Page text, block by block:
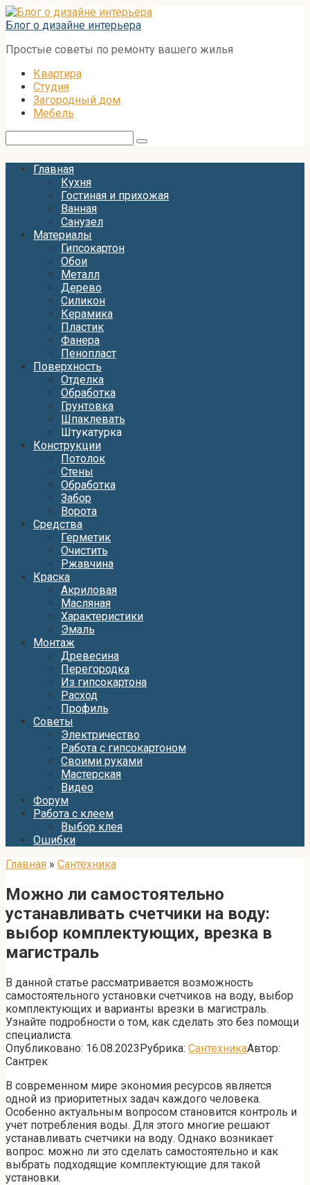
Перейти
к
Блог о дизайне интерьера
Простые советы по ремонту вашего жилья
Квартира
Студия
Загородный дом
Мебель
Главная
Кухня
Гостиная и прихожая
Ванная
Санузел
Материалы
Гипсокартон
Обои
Металл
Дерево
Силикон
Керамика
Пластик
Фанера
Пенопласт
Поверхность
Отделка
Обработка
Грунтовка
Шпаклевать
Штукатурка
Конструкции
Потолок
Стены
Обработка
Забор
Ворота
Средства
Герметик
Очистить
Ржавчина
Краска
Акриловая
Масляная
Характеристики
Эмаль
Монтаж
Древесина
Перегородка
Из гипсокартона
Расход
Профиль
Советы
Электричество
Работа с гипсокартоном
Своими руками
Мастерская
Видео
Форум
Работа с клеем
Выбор клея
Ошибки
Главная » Сантехника
Можно ли самостоятельно
устанавливать счетчики на воду:
выбор комплектующих, врезка в
магистраль
В данной статье рассматривается возможность
самостоятельного установки счетчиков на воду, выбор
комплектующих и варианты врезки в магистраль.
Узнайте подробности о том, как сделать это без помощи
специалиста.
Опубликовано: 16.08.2023Рубрика: СантехникаАвтор:
Сантрек
В современном мире экономия ресурсов является
одной из приоритетных задач каждого человека.
Особенно актуальным вопросом становится контроль и
учет потребления воды. Для этого многие решают
устанавливать счетчики на воду. Однако возникает
вопрос: можно ли это сделать самостоятельно и как
выбрать подходящие комплектующие для такой
установки.